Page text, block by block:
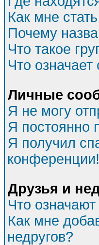
Как мне
Почему
Что такое
Что
Личные
Я не могу
Я постоянно
Я получил
конференции!
Друзья и
Что
Как мне
недругов?